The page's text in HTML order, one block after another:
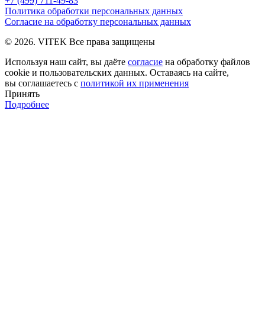
Политика обработки персональных данных
Согласие на обработку персональных данных
© 2026. VITEK Все права защищены
Используя наш сайт, вы даёте согласие на обработку файлов
cookie и пользовательских данных. Оставаясь на сайте,
вы соглашаетесь с политикой их применения
Принять
Подробнее